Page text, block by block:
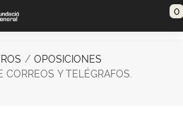
0
OPOSICIONES
Y TELÉGRAFOS.